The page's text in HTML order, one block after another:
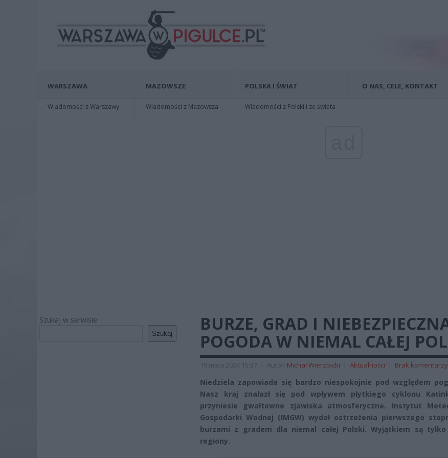
WARSZAWA
Wiadomości z Warszawy
MAZOWSZE
Wiadomości z Mazowsza
POLSKA I ŚWIAT
Wiadomości z Polski i ze świata
O NAS, CELE, KONTAKT
Szukaj w serwisie
Szukaj
BURZE, GRAD I
POGODA W NIEMAL CAŁEJ
19 maja 2024 15:37 | Autor: Michał Wierzbicki | Aktualności | Brak komentarzy
Niedziela zapowiada się bardzo niespokojnie pod względem
Nasz kraj znalazł się pod wpływem płytkiego cyklonu
przyniesie gwałtowne zjawiska atmosferyczne. Instytut
Gospodarki Wodnej (IMGW) wydał ostrzeżenia pierwszego
burzami z gradem dla niemal całej Polski. Wyjątkiem są
regiony.